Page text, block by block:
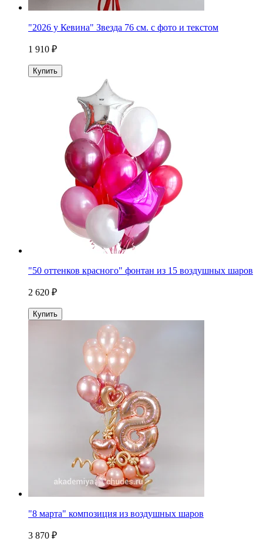
"2026 у Кевина" Звезда 76 см. с фото и текстом
1 910 ₽
Купить
"50 оттенков красного" фонтан из 15 воздушных шаров
2 620 ₽
Купить
"8 марта" композиция из воздушных шаров
3 870 ₽